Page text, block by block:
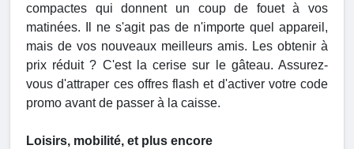
compactes qui donnent un coup de fouet à vos
matinées. Il ne s'agit pas de n'importe quel appareil,
mais de vos nouveaux meilleurs amis. Les obtenir à
prix réduit ? C'est la cerise sur le gâteau. Assurez-
vous d'attraper ces offres flash et d'activer votre code
promo avant de passer à la caisse.
Loisirs, mobilité, et plus encore